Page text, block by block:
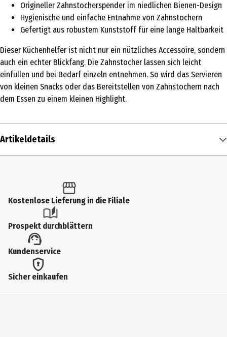
Origineller Zahnstocherspender im niedlichen Bienen-Design
Hygienische und einfache Entnahme von Zahnstochern
Gefertigt aus robustem Kunststoff für eine lange Haltbarkeit
Dieser Küchenhelfer ist nicht nur ein nützliches Accessoire, sondern
auch ein echter Blickfang. Die Zahnstocher lassen sich leicht
einfüllen und bei Bedarf einzeln entnehmen. So wird das Servieren
von kleinen Snacks oder das Bereitstellen von Zahnstochern nach
dem Essen zu einem kleinen Highlight.
Artikeldetails
Produkttyp
Spezialhelfer (Sammelkategorie)
13 cm
Kostenlose Lieferung in die Filiale
Prospekt durchblättern
Kundenservice
Sicher einkaufen